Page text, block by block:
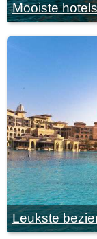
Mooiste
Leukste